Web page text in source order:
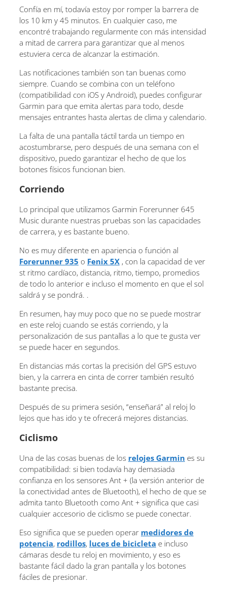
Confía en mí, todavía estoy por romper la barrera de
los 10 km y 45 minutos. En cualquier caso, me
encontré trabajando regularmente con más intensidad
a mitad de carrera para garantizar que al menos
estuviera cerca de alcanzar la estimación.
Las notificaciones también son tan buenas como
siempre. Cuando se combina con un teléfono
(compatibilidad con iOS y Android), puedes configurar
Garmin para que emita alertas para todo, desde
mensajes entrantes hasta alertas de clima y calendario.
La falta de una pantalla táctil tarda un tiempo en
acostumbrarse, pero después de una semana con el
dispositivo, puedo garantizar el hecho de que los
botones físicos funcionan bien.
Corriendo
Lo principal que utilizamos Garmin Forerunner 645
Music durante nuestras pruebas son las capacidades
de carrera, y es bastante bueno.
No es muy diferente en apariencia o función al
Forerunner 935 o Fenix ​​5X , con la capacidad de ver
st ritmo cardíaco, distancia, ritmo, tiempo, promedios
de todo lo anterior e incluso el momento en que el sol
saldrá y se pondrá. .
En resumen, hay muy poco que no se puede mostrar
en este reloj cuando se estás corriendo, y la
personalización de sus pantallas a lo que te gusta ver
se puede hacer en segundos.
En distancias más cortas la precisión del GPS estuvo
bien, y la carrera en cinta de correr también resultó
bastante precisa.
Después de su primera sesión, “enseñará” al reloj lo
lejos que has ido y te ofrecerá mejores distancias.
Ciclismo
Una de las cosas buenas de los relojes Garmin es su
compatibilidad: si bien todavía hay demasiada
confianza en los sensores Ant + (la versión anterior de
la conectividad antes de Bluetooth), el hecho de que se
admita tanto Bluetooth como Ant + significa que casi
cualquier accesorio de ciclismo se puede conectar.
Eso significa que se pueden operar medidores de
potencia, rodillos, luces de bicicleta e incluso
cámaras desde tu reloj en movimiento, y eso es
bastante fácil dado la gran pantalla y los botones
fáciles de presionar.